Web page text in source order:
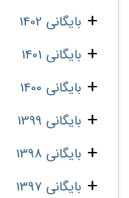
بایگانی 1402
بایگانی 1401
بایگانی 1400
بایگانی 1399
بایگانی 1398
بایگانی 1397